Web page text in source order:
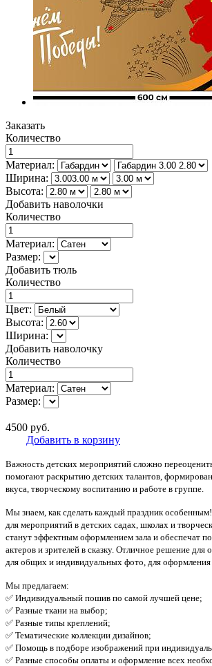
Заказать
Количество
Материал:
Ширина:
Высота:
Добавить наволочки
Количество
Материал:
Размер:
Добавить тюль
Количество
Цвет:
Высота:
Ширина:
Добавить наволочку
Количество
Материал:
Размер:
4500 руб.
Добавить в корзину
Важность детских мероприятий сложно
помогают раскрытию детских талантов,
вкуса, творческому воспитанию и работе в группе.
Мы знаем, как сделать каждый праздник
для мероприятий в детских садах, школах и
станут эффектным оформлением зала и обеспечат
актеров и зрителей в сказку. Отличное решение для
для общих и индивидуальных фото, для
Мы предлагаем:
✅ Индивидуальный пошив по самой лучшей цене;
✅ Разные ткани на выбор;
✅ Разные типы креплений;
✅ Тематические коллекции дизайнов;
✅ Помощь в подборе изображений при
✅ Разные способы оплаты и оформление всех